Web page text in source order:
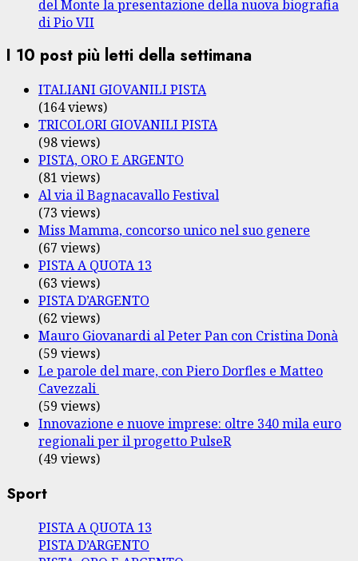
del Monte la presentazione della nuova biografia
di Pio VII
I 10 post più letti della settimana
ITALIANI GIOVANILI PISTA
(164 views)
TRICOLORI GIOVANILI PISTA
(98 views)
PISTA, ORO E ARGENTO
(81 views)
Al via il Bagnacavallo Festival
(73 views)
Miss Mamma, concorso unico nel suo genere
(67 views)
PISTA A QUOTA 13
(63 views)
PISTA D’ARGENTO
(62 views)
Mauro Giovanardi al Peter Pan con Cristina Donà
(59 views)
Le parole del mare, con Piero Dorfles e Matteo
Cavezzali
(59 views)
Innovazione e nuove imprese: oltre 340 mila euro
regionali per il progetto PulseR
(49 views)
Sport
PISTA A QUOTA 13
PISTA D’ARGENTO